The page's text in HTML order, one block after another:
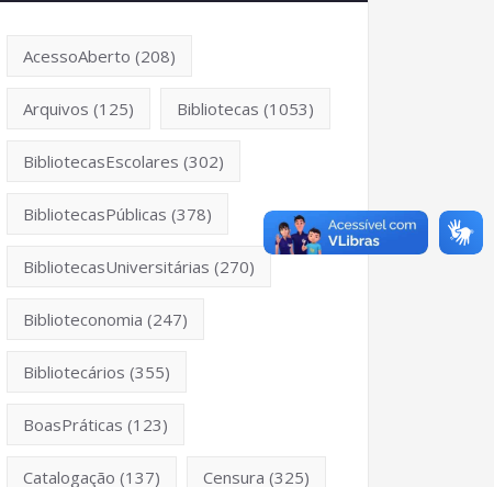
AcessoAberto (208)
Arquivos (125) Bibliotecas (1053)
BibliotecasEscolares (302)
BibliotecasPúblicas (378)
BibliotecasUniversitárias (270)
Biblioteconomia (247)
Bibliotecários (355)
BoasPráticas (123)
Catalogação (137) Censura (325)